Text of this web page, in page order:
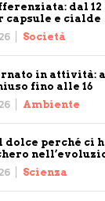
dal 12
capsule e cialde
Società
in attività:
fino alle 16
Ambiente
dolce perché ci
Scienza